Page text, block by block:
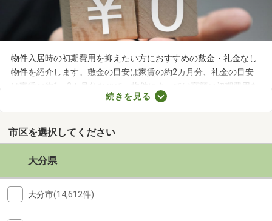
物件入居時の初期費用を抑えたい方におすすめの敷金・礼金なし
物件を紹介します。敷金の目安は家賃の約2カ月分、礼金の目安
は家賃の約1～2カ月分なので、物件によっては高額の初期費用を
用意しなければなりません。新生活に必要な家具や家電、インテ
部屋を見つけましょう。
続きを見る
市区を選択してください
大分県
大分市(14,612件)